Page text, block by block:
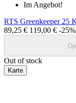
Im Angebot!
RTS Greenkeeper 25
89,25 € 119,00 € -25%
Out of stock
Karte